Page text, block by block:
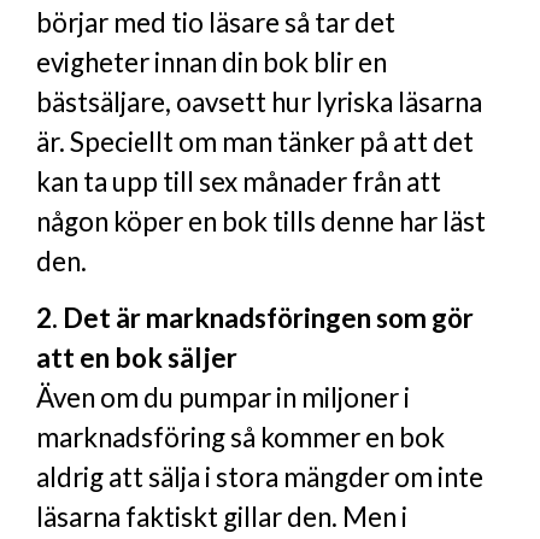
börjar med tio läsare så tar det
evigheter innan din bok blir en
bästsäljare, oavsett hur lyriska läsarna
är. Speciellt om man tänker på att det
kan ta upp till sex månader från att
någon köper en bok tills denne har läst
den.
2. Det är marknadsföringen som gör
att en bok säljer
Även om du pumpar in miljoner i
marknadsföring så kommer en bok
aldrig att sälja i stora mängder om inte
läsarna faktiskt gillar den. Men i